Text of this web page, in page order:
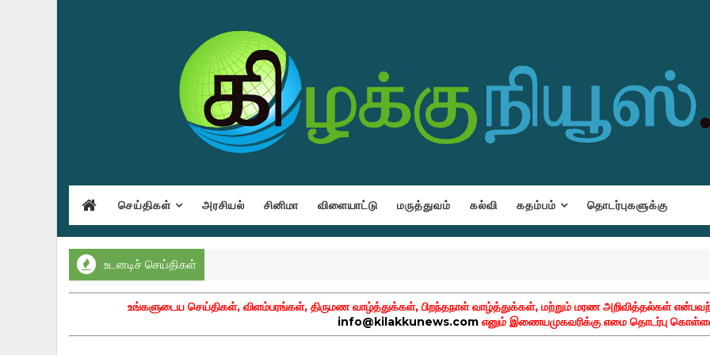
செய்திகள் அரசியல் சினிமா விளையாட்டு மருத்துவம் கல்வி கதம்பம் தொடர்புகளுக்கு
உடனடிச் செய்திகள்
உங்களுடைய செய்திகள், விளம்பரங்கள், திருமண வாழ்த்துக்கள், பிறந்தநாள் வாழ்த்துக்கள், மற்றும் மரண அறிவித்தல்கள்
info@kilakkunews.com எனும் இணையமுகவரிக்கு எமை தொடர்பு